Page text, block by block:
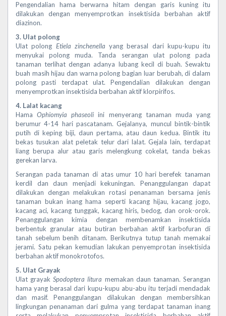
Pengendalian hama berwarna hitam dengan garis kuning itu
dilakukan dengan menyemprotkan insektisida berbahan aktif
diazinon.
3. Ulat polong
Ulat polong Etiela zinchenella yang berasal dari kupu-kupu itu
menyukai polong muda. Tanda serangan ulat polong pada
tanaman terlihat dengan adanya lubang kecil di buah. Sewaktu
buah masih hijau dan warna polong bagian luar berubah, di dalam
polong pasti terdapat ulat. Pengendalian dilakukan dengan
menyemprotkan insektisida berbahan aktif klorpirifos.
4. Lalat kacang
HamaOphiomyia phaseoli ini menyerang tanaman muda yang
berumur 4-14 hari pascatanam. Gejalanya, muncul bintik-bintik
putih di keping biji, daun pertama, atau daun kedua. Bintik itu
bekas tusukan alat peletak telur dari lalat. Gejala lain, terdapat
liang berupa alur atau garis melengkung cokelat, tanda bekas
gerekan larva.
Serangan pada tanaman di atas umur 10 hari berefek tanaman
kerdil dan daun menjadi kekuningan. Penanggulangan dapat
dilakukan dengan melakukan rotasi penanaman bersama jenis
tanaman bukan inang hama seperti kacang hijau, kacang jogo,
kacang aci, kacang tunggak, kacang hiris, bedog, dan orok-orok.
Penanggulangan kimia dengan membenamkan insektisida
berbentuk granular atau butiran berbahan aktif karbofuran di
tanah sebelum benih ditanam. Berikutnya tutup tanah memakai
jerami. Satu pekan kemudian lakukan penyemprotan insektisida
berbahan aktif monokrotofos.
5. Ulat Grayak
Ulat grayakSpodoptera litura memakan daun tanaman. Serangan
hama yang berasal dari kupu-kupu abu-abu itu terjadi mendadak
dan masif. Penanggulangan dilakukan dengan membersihkan
lingkungan penanaman dari gulma yang terdapat tanaman inang